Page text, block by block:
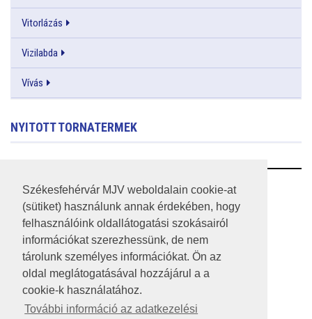
Székesfehérvár MJV weboldalain cookie-at
(sütiket) használunk annak érdekében, hogy
felhasználóink oldallátogatási szokásairól
információkat szerezhessünk, de nem
tárolunk személyes információkat. Ön az
oldal meglátogatásával hozzájárul a a
cookie-k használatához.
További információ az adatkezelési
Vitorlázás
Vizilabda
Vívás
NYITOTT TORNATERMEK
RSS
A HONLAP 2017.03.31-I ÁLLAPOTA
JOGI NYILATKOZAT
IMPRESSZUM